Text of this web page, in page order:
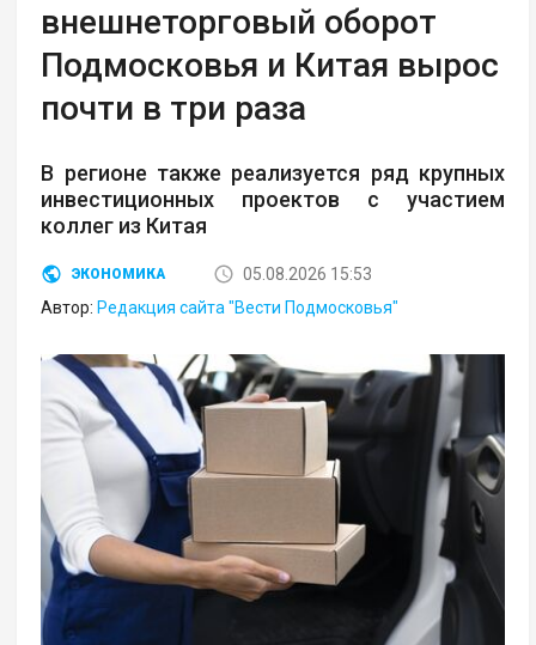
внешнеторговый оборот
Подмосковья и Китая вырос
почти в три раза
В регионе также реализуется ряд крупных
инвестиционных проектов с участием
коллег из Китая
ЭКОНОМИКА
05.08.2026 15:53
Автор: Редакция сайта "Вести Подмосковья"